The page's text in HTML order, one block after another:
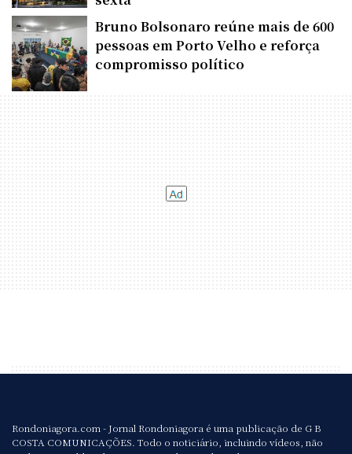
Bruno Bolsonaro reúne mais de 600
pessoas em Porto Velho e reforça
compromisso político
Rondoniagora.com - Jornal Rondoniagora é uma publicação de G B
COSTA COMUNICAÇÕES. Todo o noticiário, incluindo vídeos, não